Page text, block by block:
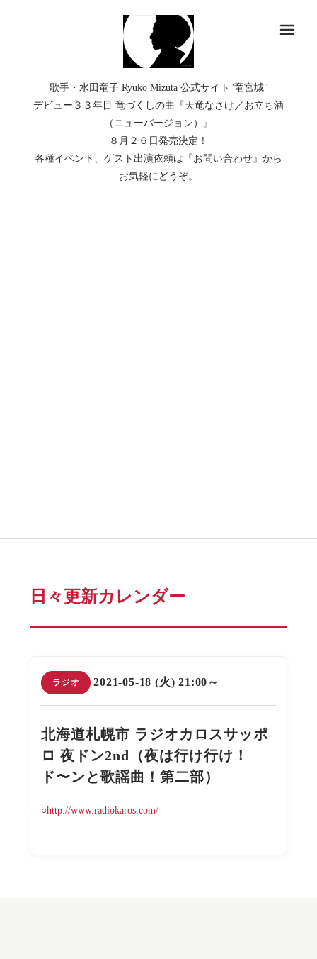
歌手・水田竜子 Ryuko Mizuta 公式サイト"竜宮城"
デビュー３３年目 竜づくしの曲『天竜なさけ／お立ち酒
（ニューバージョン）』
８月２６日発売決定！
各種イベント、ゲスト出演依頼は『お問い合わせ』から
お気軽にどうぞ。
日々更新カレンダー
ラジオ 2021-05-18 (火) 21:00～
北海道札幌市 ラジオカロスサッポ
ロ 夜ドン2nd（夜は行け行け！
ド〜ンと歌謡曲！第二部）
○http://www.radiokaros.com/